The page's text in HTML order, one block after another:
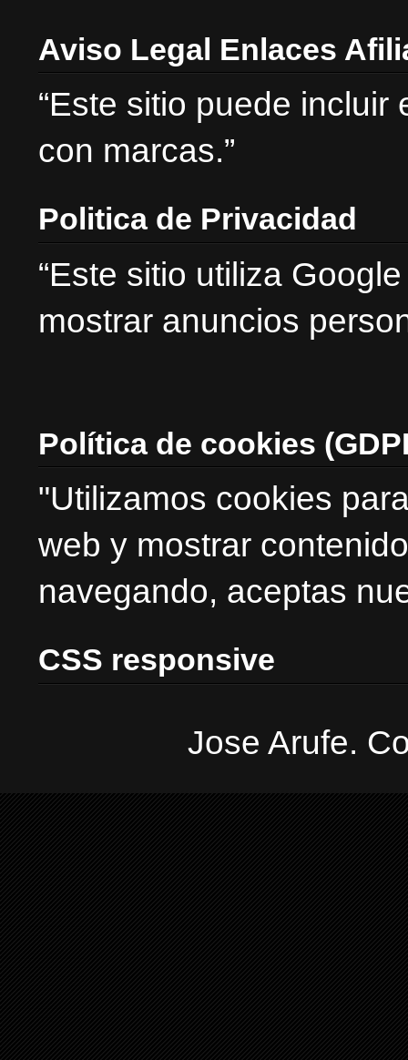
Aviso Legal Enlaces
“Este sitio puede
con marcas.”
Politica de Privacidad
“Este sitio utiliza
mostrar anuncios
Política de cookies
"Utilizamos cookies
web y mostrar
navegando, aceptas
CSS responsive
Jose Arufe.